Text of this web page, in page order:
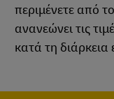
περιμένετε από
ανανεώνει τις
κατά τη